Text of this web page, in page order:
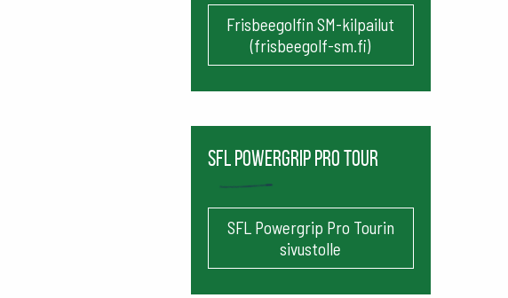
Frisbeegolfin SM-kilpailut
(frisbeegolf-sm.fi)
SFL Powergrip Pro Tour
SFL Powergrip Pro Tourin
sivustolle